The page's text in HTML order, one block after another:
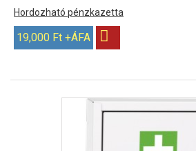
Hordozható pénzkazetta
19,000 Ft +ÁFA